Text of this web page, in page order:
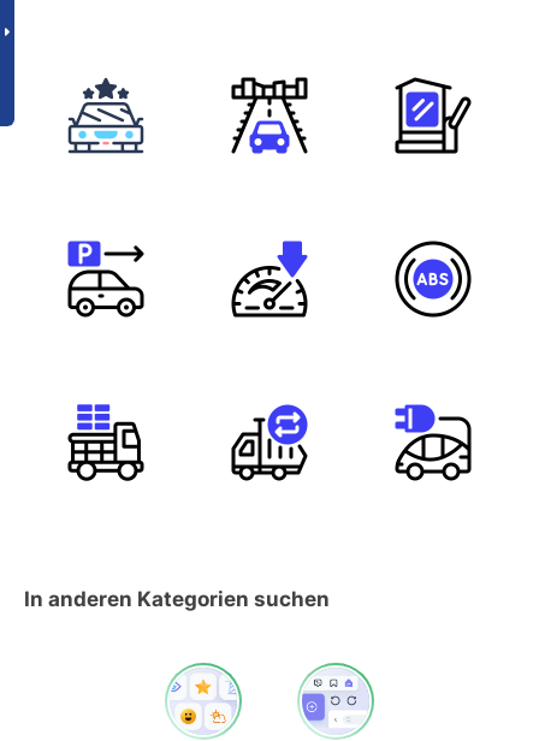
In anderen Kategorien suchen